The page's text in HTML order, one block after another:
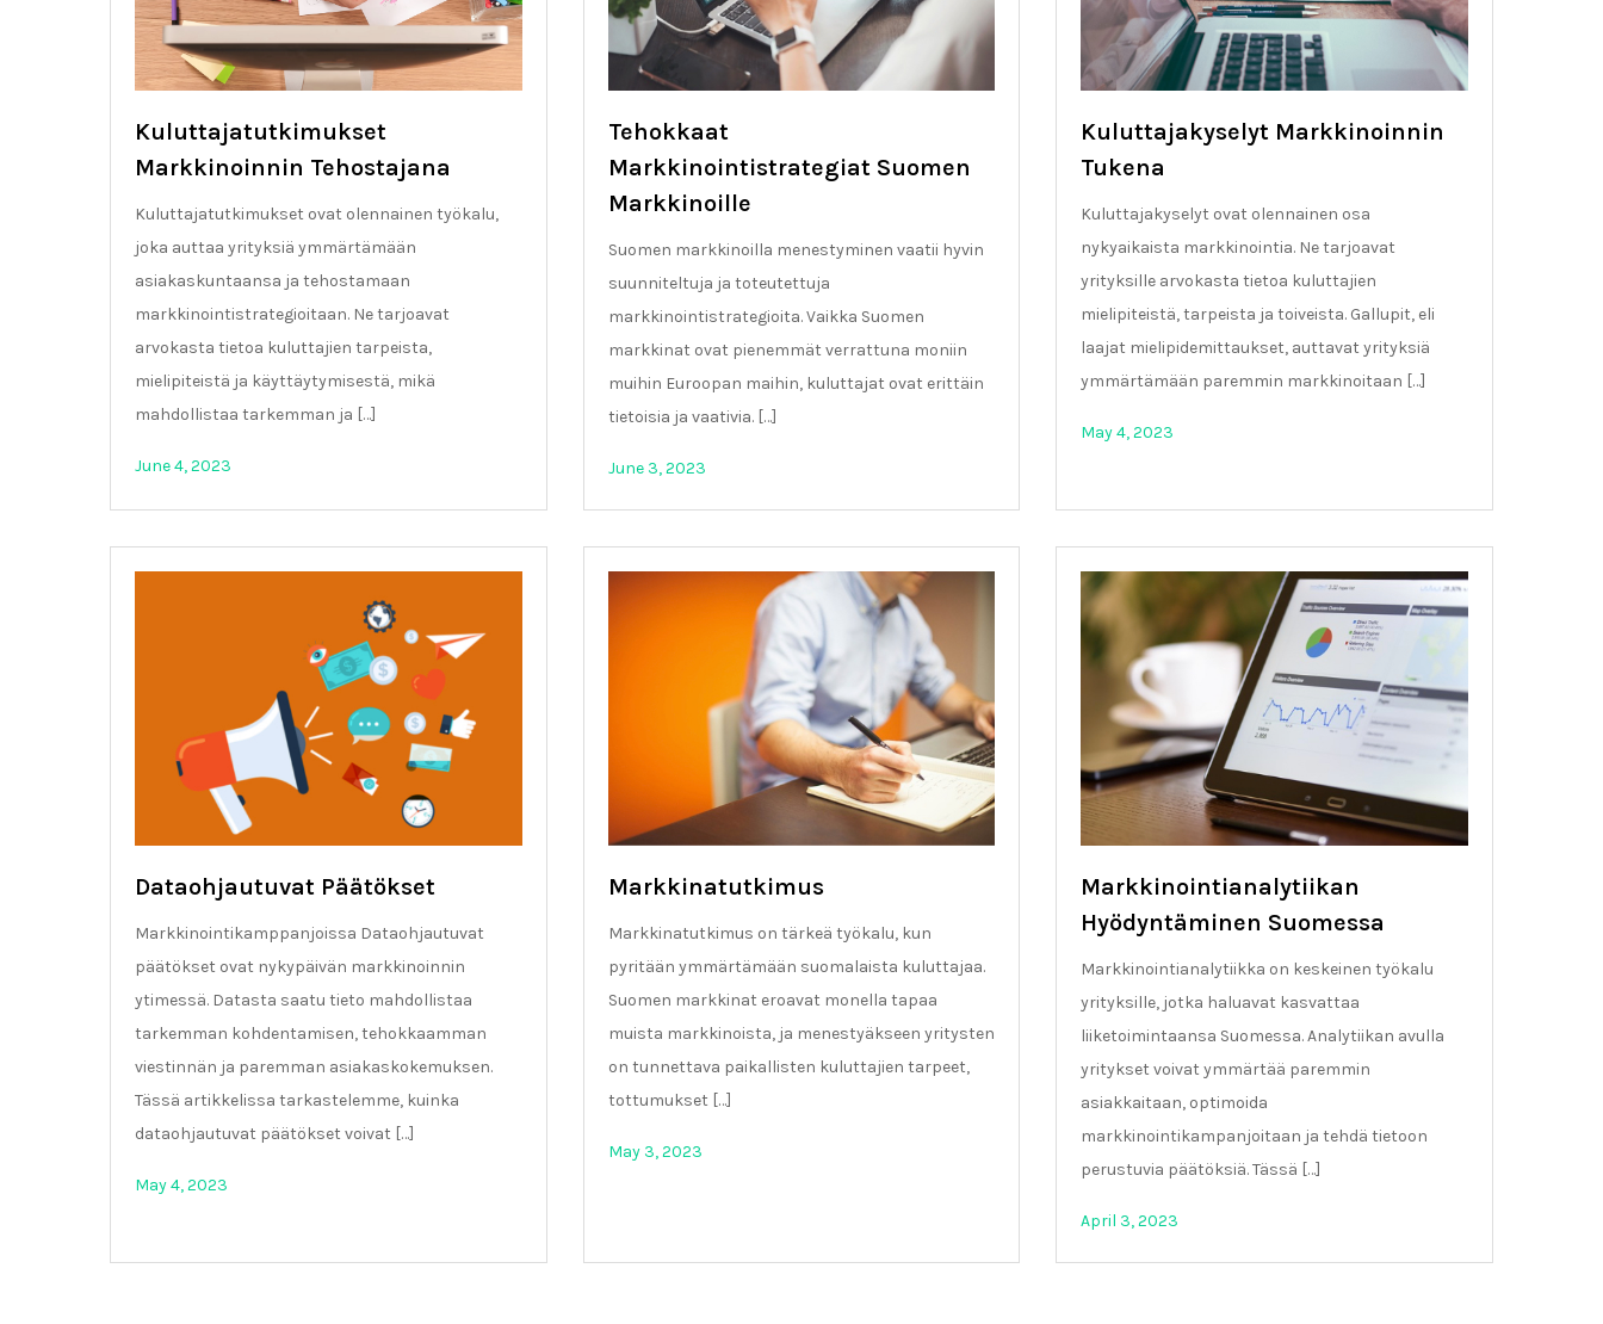
Kuluttajatutkimukset
Markkinoinnin Tehostajana
Kuluttajatutkimukset ovat olennainen työkalu,
joka auttaa yrityksiä ymmärtämään
asiakaskuntaansa ja tehostamaan
markkinointistrategioitaan. Ne tarjoavat
arvokasta tietoa kuluttajien tarpeista,
mielipiteistä ja käyttäytymisestä, mikä
mahdollistaa tarkemman ja […]
June 4, 2023
Tehokkaat
Markkinointistrategiat Suomen
Markkinoille
Suomen markkinoilla menestyminen vaatii hyvin
suunniteltuja ja toteutettuja
markkinointistrategioita. Vaikka Suomen
markkinat ovat pienemmät verrattuna moniin
muihin Euroopan maihin, kuluttajat ovat erittäin
tietoisia ja vaativia. […]
June 3, 2023
Kuluttajakyselyt Markkinoinnin
Tukena
Kuluttajakyselyt ovat olennainen osa
nykyaikaista markkinointia. Ne tarjoavat
yrityksille arvokasta tietoa kuluttajien
mielipiteistä, tarpeista ja toiveista. Gallupit, eli
laajat mielipidemittaukset, auttavat yrityksiä
ymmärtämään paremmin markkinoitaan […]
May 4, 2023
Dataohjautuvat Päätökset
Markkinointikamppanjoissa Dataohjautuvat
päätökset ovat nykypäivän markkinoinnin
ytimessä. Datasta saatu tieto mahdollistaa
tarkemman kohdentamisen, tehokkaamman
viestinnän ja paremman asiakaskokemuksen.
Tässä artikkelissa tarkastelemme, kuinka
dataohjautuvat päätökset voivat […]
May 4, 2023
Markkinatutkimus
Markkinatutkimus on tärkeä työkalu, kun
pyritään ymmärtämään suomalaista kuluttajaa.
Suomen markkinat eroavat monella tapaa
muista markkinoista, ja menestyäkseen yritysten
on tunnettava paikallisten kuluttajien tarpeet,
tottumukset […]
May 3, 2023
Markkinointianalytiikan
Hyödyntäminen Suomessa
Markkinointianalytiikka on keskeinen työkalu
yrityksille, jotka haluavat kasvattaa
liiketoimintaansa Suomessa. Analytiikan avulla
yritykset voivat ymmärtää paremmin
asiakkaitaan, optimoida
markkinointikampanjoitaan ja tehdä tietoon
perustuvia päätöksiä. Tässä […]
April 3, 2023